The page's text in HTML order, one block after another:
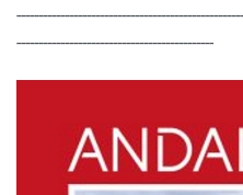
---------------------------------------------